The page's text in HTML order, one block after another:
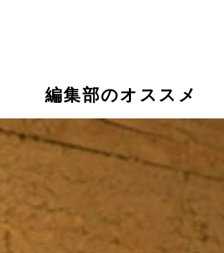
編集部のオススメ